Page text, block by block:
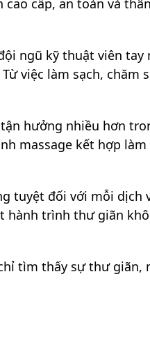
cấp, an toàn và
ngũ kỹ thuật viên tay
việc làm sạch, chăm
hưởng nhiều hơn
massage kết hợp
đối với mỗi dịch
hành trình thư giãn
tìm thấy sự thư giãn,